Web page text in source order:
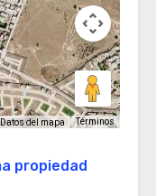
Datos del mapa Términos
propiedad